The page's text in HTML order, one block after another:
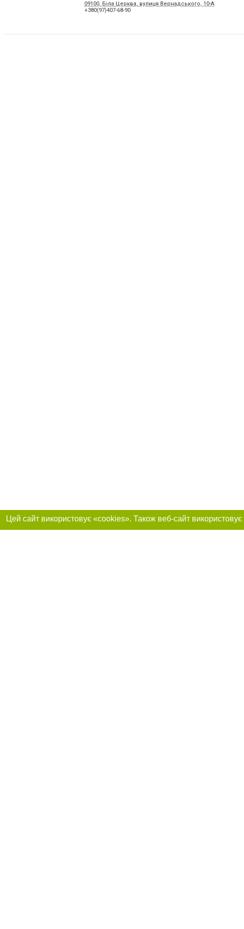
09100, Біла Церква, вулиця Вернадського, 10-А
+380(97)407-68-90